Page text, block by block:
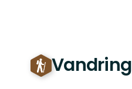
Vandring